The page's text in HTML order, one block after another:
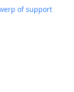
of support